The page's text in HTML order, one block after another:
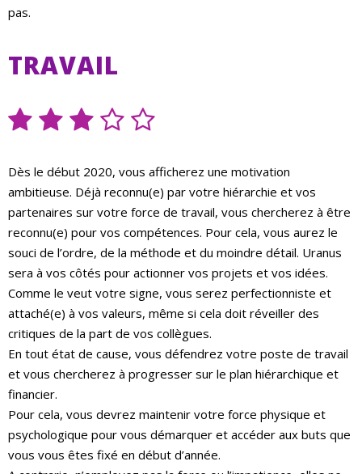
pas.
TRAVAIL
Dès le début 2020, vous afficherez une motivation
ambitieuse. Déjà reconnu(e) par votre hiérarchie et vos
partenaires sur votre force de travail, vous chercherez à être
reconnu(e) pour vos compétences. Pour cela, vous aurez le
souci de l’ordre, de la méthode et du moindre détail. Uranus
sera à vos côtés pour actionner vos projets et vos idées.
Comme le veut votre signe, vous serez perfectionniste et
attaché(e) à vos valeurs, même si cela doit réveiller des
critiques de la part de vos collègues.
En tout état de cause, vous défendrez votre poste de travail
et vous chercherez à progresser sur le plan hiérarchique et
financier.
Pour cela, vous devrez maintenir votre force physique et
psychologique pour vous démarquer et accéder aux buts que
vous vous êtes fixé en début d’année.